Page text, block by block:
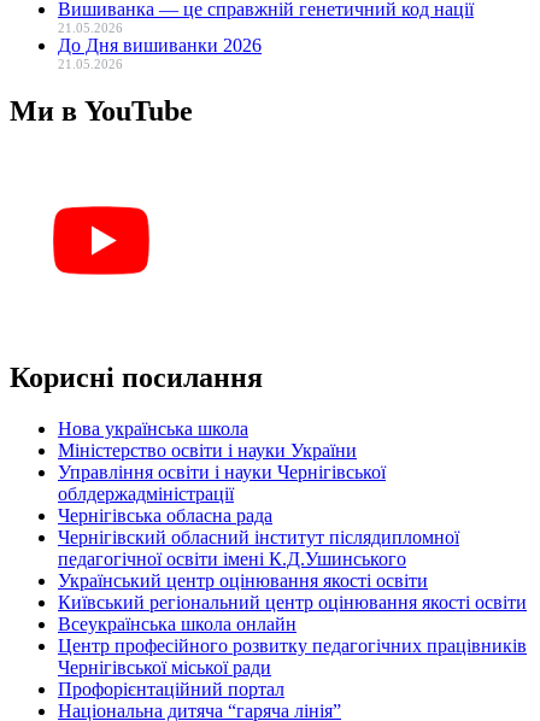
Вишиванка — це справжній генетичний код нації
21.05.2026
До Дня вишиванки 2026
21.05.2026
Ми в YouTube
Корисні посилання
Нова українська школа
Міністерство освіти і науки України
Управління освіти і науки Чернігівської
облдержадміністрації
Чернігівська обласна рада
Чернігівский обласний інститут післядипломної
педагогічної освіти імені К.Д.Ушинського
Український центр оцінювання якості освіти
Київський регіональний центр оцінювання якості освіти
Всеукраїнська школа онлайн
Центр професійного розвитку педагогічних працівників
Чернігівської міської ради
Профорієнтаційний портал
Національна дитяча “гаряча лінія”